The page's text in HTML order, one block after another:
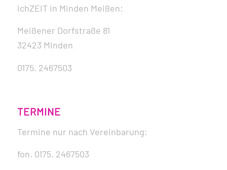
ichZEIT in Minden Meißen:
Meißener Dorfstraße 81
32423 Minden
0175. 2467503
TERMINE
Termine nur nach Vereinbarung:
fon. 0175. 2467503